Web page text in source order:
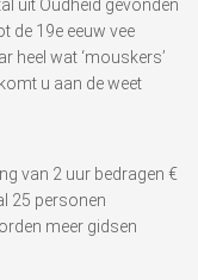
uit Oudheid gevonden
de 19e eeuw vee
heel wat ‘mouskers’
u aan de weet
van 2 uur bedragen €
25 personen
meer gidsen